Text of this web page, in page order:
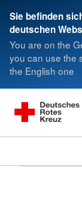
Sie befinden
deutschen
You are on the
you can use the
the English one